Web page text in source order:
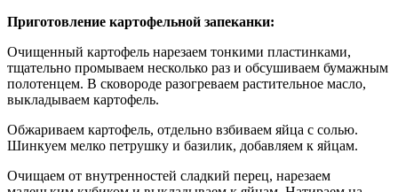
Приготовление картофельной запеканки:
Очищенный картофель нарезаем тонкими пластинками,
тщательно промываем несколько раз и обсушиваем бумажным
полотенцем. В сковороде разогреваем растительное масло,
выкладываем картофель.
Обжариваем картофель, отдельно взбиваем яйца с солью.
Шинкуем мелко петрушку и базилик, добавляем к яйцам.
Очищаем от внутренностей сладкий перец, нарезаем